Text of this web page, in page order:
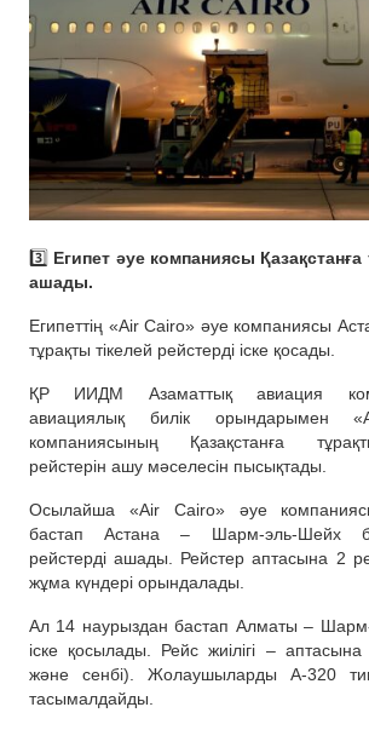
3️⃣ Египет әуе компаниясы
ашады.
Египеттің «Air Cairo» әуе компаниясы
тұрақты тікелей рейстерді іске қосады.
ҚР ИИДМ Азаматтық авиация
авиациялық билік орындарымен
компаниясының Қазақстанға
рейстерін ашу мәселесін пысықтады.
Осылайша «Air Cairo» әуе
бастап Астана – Шарм-эль-Шейх
рейстерді ашады. Рейстер аптасына 2
жұма күндері орындалады.
Ал 14 наурыздан бастап Алматы –
іске қосылады. Рейс жиілігі – аптасына
және сенбі). Жолаушыларды А-320
тасымалдайды.